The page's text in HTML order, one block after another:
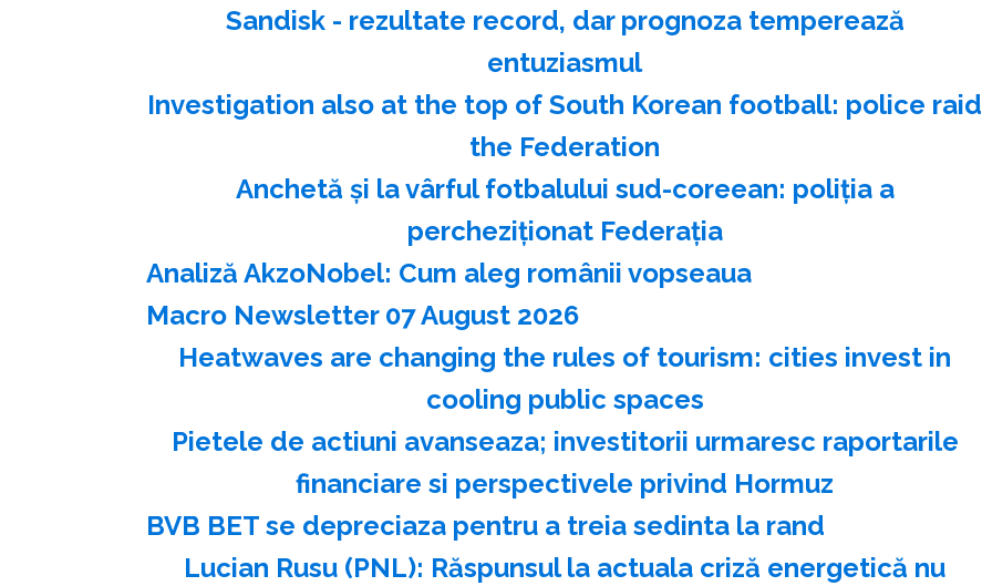
Sandisk - rezultate record, dar prognoza temperează
entuziasmul
Investigation also at the top of South Korean football: police raid
the Federation
Anchetă şi la vârful fotbalului sud-coreean: poliţia a
percheziţionat Federaţia
Analiză AkzoNobel: Cum aleg românii vopseaua
Macro Newsletter 07 August 2026
Heatwaves are changing the rules of tourism: cities invest in
cooling public spaces
Pietele de actiuni avanseaza; investitorii urmaresc raportarile
financiare si perspectivele privind Hormuz
BVB BET se depreciaza pentru a treia sedinta la rand
Lucian Rusu (PNL): Răspunsul la actuala criză energetică nu